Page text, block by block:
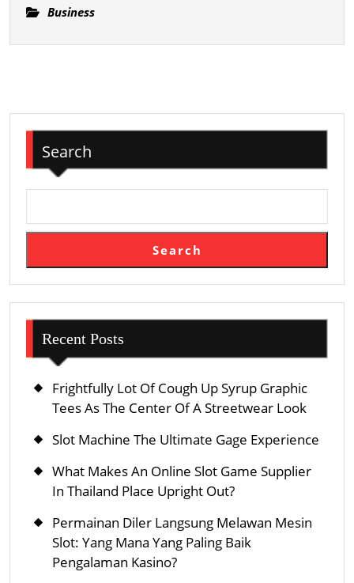
Your
To
Trusted
Lottery
Platforms
Business
Search
Search
Recent Posts
Frightfully Lot Of Cough Up Syrup Graphic
Tees As The Center Of A Streetwear Look
Slot Machine The Ultimate Gage Experience
What Makes An Online Slot Game Supplier
In Thailand Place Upright Out?
Permainan Diler Langsung Melawan Mesin
Slot: Yang Mana Yang Paling Baik
Pengalaman Kasino?